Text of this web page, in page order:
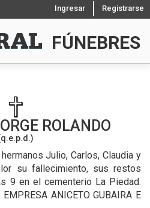
Ingresar Registrarse
FÚNEBRES
ROLANDO
Julio, Carlos, Claudia y
su fallecimiento, sus restos
9 en el cementerio La Piedad.
ANICETO GUBAIRA E